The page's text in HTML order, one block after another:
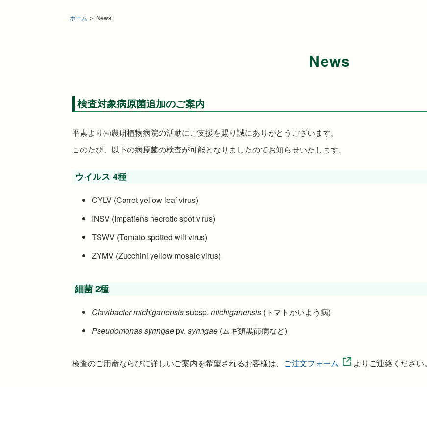
ホーム ＞ News
News
検査対象病原菌追加のご案内
平素より㈱農研植物病院の活動にご支援を賜り誠にありがとうございます。
このたび、以下の病原菌の検査が可能となりましたのでお知らせいたします。
ウイルス 4種
CYLV (Carrot yellow leaf virus)
INSV (Impatiens necrotic spot virus)
TSWV (Tomato spotted wilt virus)
ZYMV (Zucchini yellow mosaic virus)
細菌 2種
Clavibacter michiganensissubsp. michiganensis (トマトかいよう病)
Pseudomonas syringaepv. syringae (ムギ類黒節病など)
検査のご用命ならびに詳しいご案内を希望されるお客様は、 ご注文フォーム よりご連絡ください。